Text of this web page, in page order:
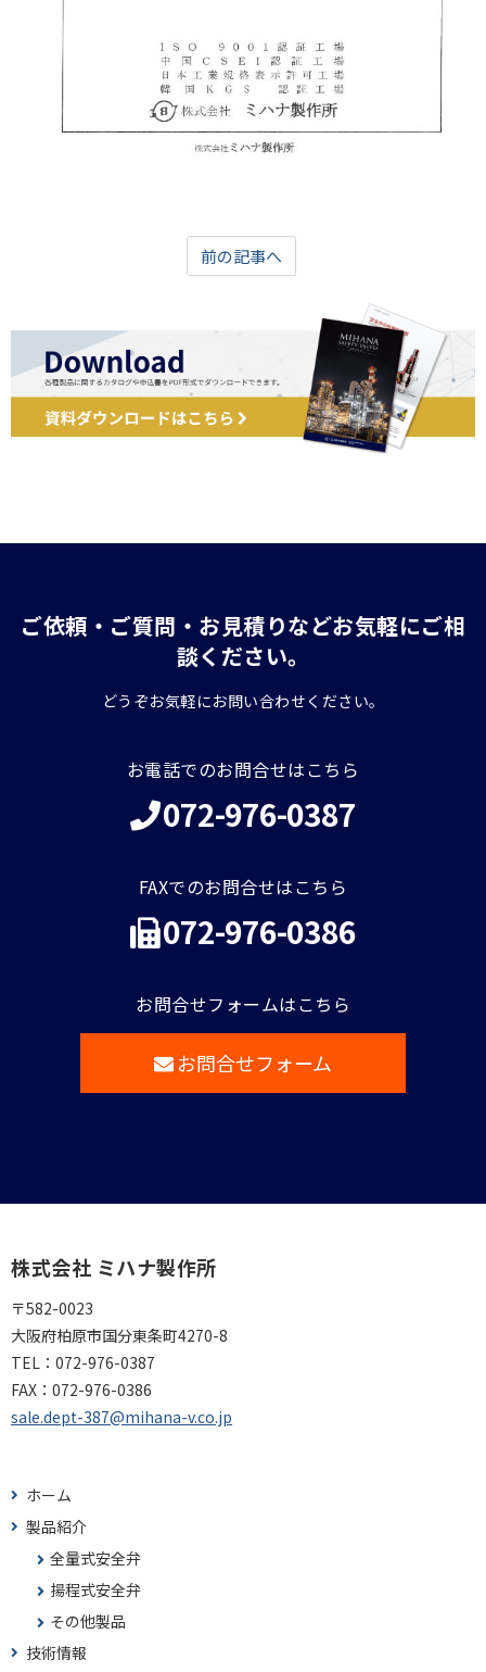
前の記事へ
ご依頼・ご質問・お見積りなどお気軽にご相
談ください。
どうぞお気軽にお問い合わせください。
お電話でのお問合せはこちら
072-976-0387
FAXでのお問合せはこちら
072-976-0386
お問合せフォームはこちら
お問合せフォーム
株式会社 ミハナ製作所
〒582-0023
大阪府柏原市国分東条町4270-8
TEL： 072-976-0387
FAX： 072-976-0386
sale.dept-387@mihana-v.co.jp
ホーム
製品紹介
全量式安全弁
揚程式安全弁
その他製品
技術情報